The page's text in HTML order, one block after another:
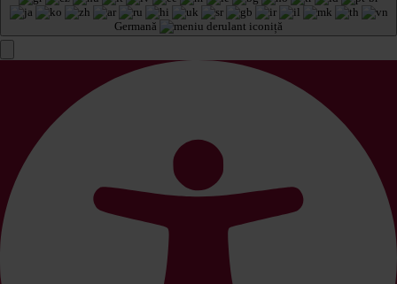
Germană